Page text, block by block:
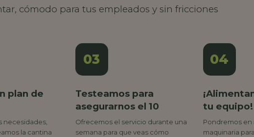
cómodo para tus empleados y sin fricciones
03 04
plan de
necesidades,
la cantina
Testeamos para
asegurarnos el 10
Ofrecemos el servicio durante una
semana para que veas cómo
tu equipo!
Pondremos en
maquinaria